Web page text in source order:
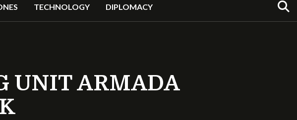
TECHNOLOGY DIPLOMACY
UNIT ARMADA